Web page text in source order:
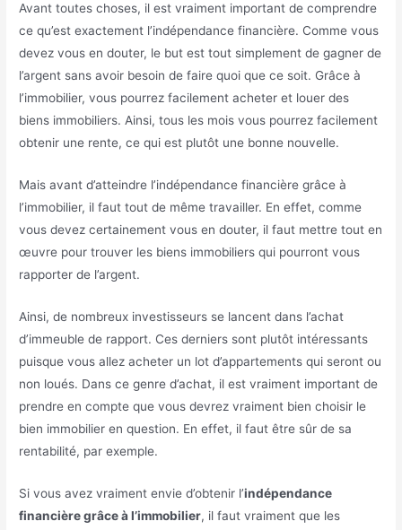
Avant toutes choses, il est vraiment important de comprendre
ce qu’est exactement l’indépendance financière. Comme vous
devez vous en douter, le but est tout simplement de gagner de
l’argent sans avoir besoin de faire quoi que ce soit. Grâce à
l’immobilier, vous pourrez facilement acheter et louer des
biens immobiliers. Ainsi, tous les mois vous pourrez facilement
obtenir une rente, ce qui est plutôt une bonne nouvelle.
Mais avant d’atteindre l’indépendance financière grâce à
l’immobilier, il faut tout de même travailler. En effet, comme
vous devez certainement vous en douter, il faut mettre tout en
œuvre pour trouver les biens immobiliers qui pourront vous
rapporter de l’argent.
Ainsi, de nombreux investisseurs se lancent dans l’achat
d’immeuble de rapport. Ces derniers sont plutôt intéressants
puisque vous allez acheter un lot d’appartements qui seront ou
non loués. Dans ce genre d’achat, il est vraiment important de
prendre en compte que vous devrez vraiment bien choisir le
bien immobilier en question. En effet, il faut être sûr de sa
rentabilité, par exemple.
Si vous avez vraiment envie d’obtenir l’indépendance
financière grâce à l’immobilier, il faut vraiment que les